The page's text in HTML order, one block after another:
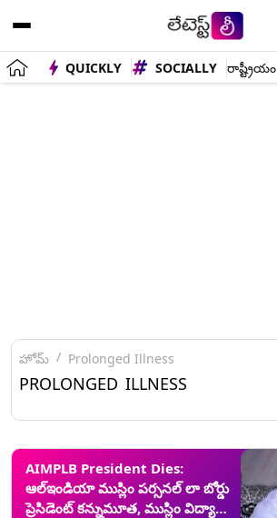
QUICKLY SOCIALLY రాష్ట్రీయం
హోమ్ Prolonged Illness
PROLONGED ILLNESS
AIMPLB President Dies:
ఆల్‌ఇండియా ముస్లిం పర్సనల్‌ లా బోర్డు
ప్రెసిడెంట్‌ కన్నుమూత, ముస్లిం విద్యా